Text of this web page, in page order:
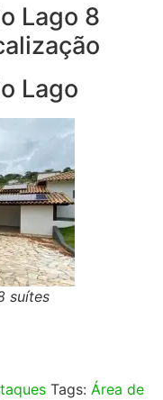
Lago 8
Lago
suítes
Tags: Área de